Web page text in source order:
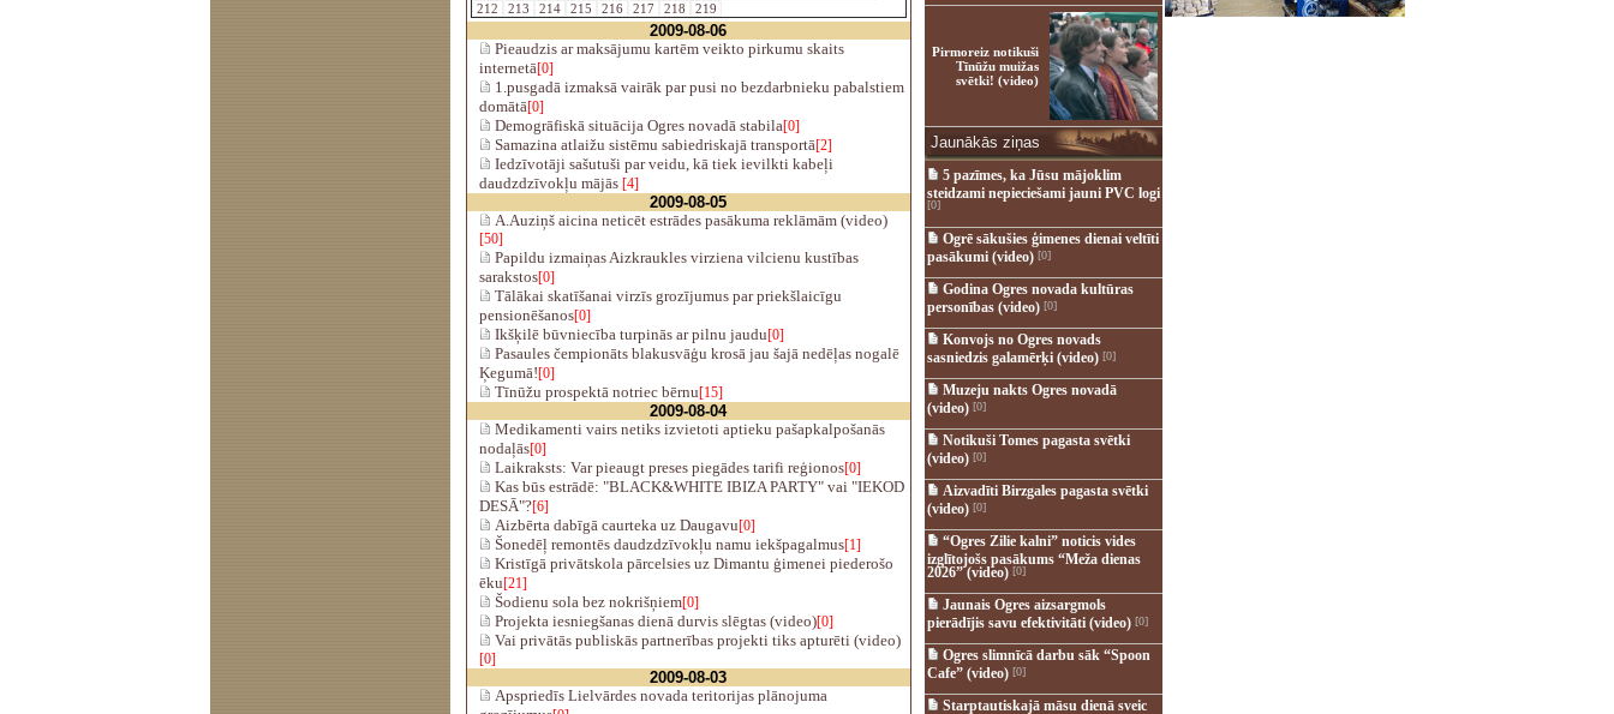
212
213 214 215 216 217 218 219
2009-08-06
Pieaudzis ar maksājumu kartēm veikto pirkumu skaits
internetā[0]
1.pusgadā izmaksā vairāk par pusi no bezdarbnieku pabalstiem
domātā[0]
Demogrāfiskā situācija Ogres novadā stabila[0]
Samazina atlaižu sistēmu sabiedriskajā transportā[2]
Iedzīvotāji sašutuši par veidu, kā tiek ievilkti kabeļi
daudzdzīvokļu mājās [4]
2009-08-05
A.Auziņš aicina neticēt estrādes pasākuma reklāmām (video)
[50]
Papildu izmaiņas Aizkraukles virziena vilcienu kustības
sarakstos[0]
Tālākai skatīšanai virzīs grozījumus par priekšlaicīgu
pensionēšanos[0]
Ikšķilē būvniecība turpinās ar pilnu jaudu[0]
Pasaules čempionāts blakusvāģu krosā jau šajā nedēļas nogalē
Ķegumā![0]
Tīnūžu prospektā notriec bērnu[15]
2009-08-04
Medikamenti vairs netiks izvietoti aptieku pašapkalpošanās
nodaļās[0]
Laikraksts: Var pieaugt preses piegādes tarifi reģionos[0]
Kas būs estrādē: "BLACK&WHITE IBIZA PARTY" vai "IEKOD
DESĀ"?[6]
Aizbērta dabīgā caurteka uz Daugavu[0]
Šonedēļ remontēs daudzdzīvokļu namu iekšpagalmus[1]
Kristīgā privātskola pārcelsies uz Dimantu ģimenei piederošo
ēku[21]
Šodienu sola bez nokrišņiem[0]
Projekta iesniegšanas dienā durvis slēgtas (video)[0]
Vai privātās publiskās partnerības projekti tiks apturēti (video)
[0]
2009-08-03
Apspriedīs Lielvārdes novada teritorijas plānojuma
Pirmoreiz notikuši
Tīnūžu muižas
svētki! (video)
Jaunākās ziņas
5 pazīmes, ka Jūsu mājoklim
steidzami nepieciešami jauni PVC logi
[0]
Ogrē sākušies ģimenes dienai veltīti
pasākumi (video)[0]
Godina Ogres novada kultūras
personības (video)[0]
Konvojs no Ogres novads
sasniedzis galamērķi (video)[0]
Muzeju nakts Ogres novadā
(video)[0]
Notikuši Tomes pagasta svētki
(video)[0]
Aizvadīti Birzgales pagasta svētki
(video)[0]
“Ogres Zilie kalni” noticis vides
izglītojošs pasākums “Meža dienas
2026” (video)[0]
Jaunais Ogres aizsargmols
pierādījis savu efektivitāti (video)[0]
Ogres slimnīcā darbu sāk “Spoon
Cafe” (video)[0]
Starptautiskajā māsu dienā sveic